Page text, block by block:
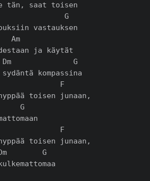
tän, saat toisen
G
vastauksen
Am
ja käytät
G
kompassina
F
toisen junaan,
G
F
toisen junaan,
G